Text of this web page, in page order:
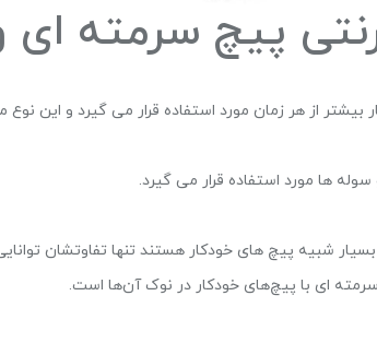
پیچ سرمته ای
بیشتر از هر زمان مورد استفاده قرار می گیرد و این
ها مورد استفاده قرار می گیرد.
شبیه پیچ های خودکار هستند تنها تفاوتشان
ای با پیچ‌های خودکار در نوک آن‌ها است.